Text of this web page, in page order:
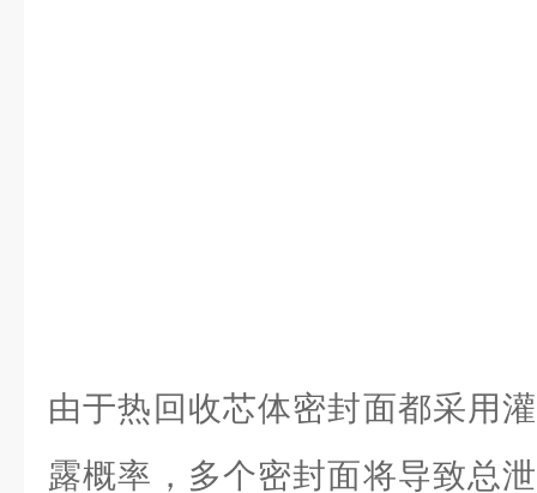
由于热回收芯体密封面都采用
露概率，多个密封面将导致总